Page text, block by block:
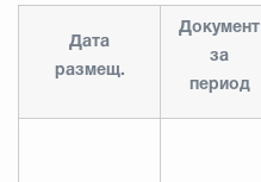
Дата
размещ.
Документ
за
период